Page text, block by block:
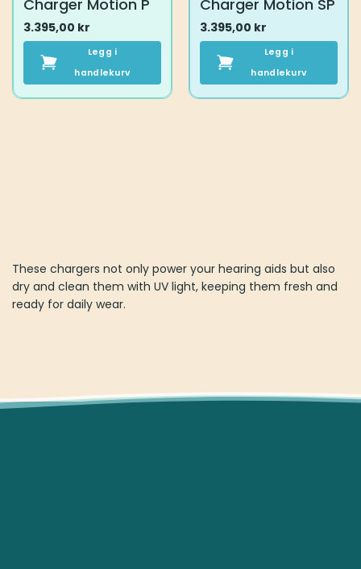
Charger Motion P
3.395,00 kr
Legg i
handlekurv
Charger Motion SP
3.395,00 kr
Legg i
handlekurv
These chargers not only power your hearing aids but also
dry and clean them with UV light, keeping them fresh and
ready for daily wear.